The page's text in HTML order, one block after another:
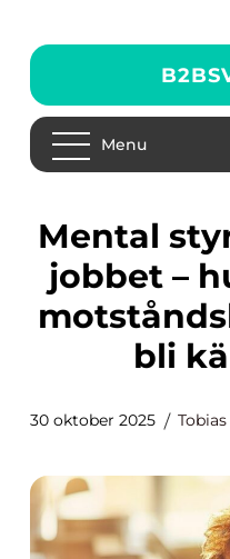
Menu
Mental styrketräning på
jobbet –
bli
30 oktober 2025